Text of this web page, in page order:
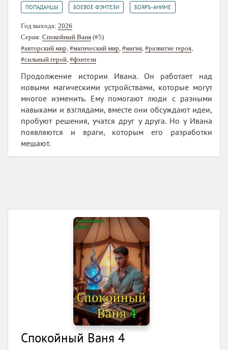
ПОПАДАНЦЫ БОЕВОЕ ФЭНТЕЗИ БОЯРЪ-АНИМЕ
Год выхода: 2026
Серия: Спокойный Ваня (#5)
#авторский мир #магический мир #магия #развитие героя
#сильный герой #фэнтези
Продолжение истории Ивана. Он работает над
новыми магическими устройствами, которые могут
многое изменить. Ему помогают люди с разными
навыками и взглядами, вместе они обсуждают идеи,
пробуют решения, учатся друг у друга. Но у Ивана
появляются и враги, которым его разработки
мешают.
Спокойный Ваня 4